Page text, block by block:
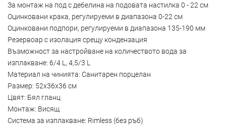
За монтаж на под с дебелина на подовата настилка 0 - 22 см
Оцинковани крака, регулируеми в диапазона 0-22 см
Оцинковани подпори, регулируеми в диапазона 135-190 мм
Резервоар с изолация срещу кондензация
Възможност за настройване на количеството вода за
изплакване: 6/4 L, 4,5/3 L
Материал на чинията: Санитарен порцелан
Размер: 52x36x36 см
Цвят: Бял гланц
Монтаж: Висящ
Система за изплакване: Rimless (без ръб)